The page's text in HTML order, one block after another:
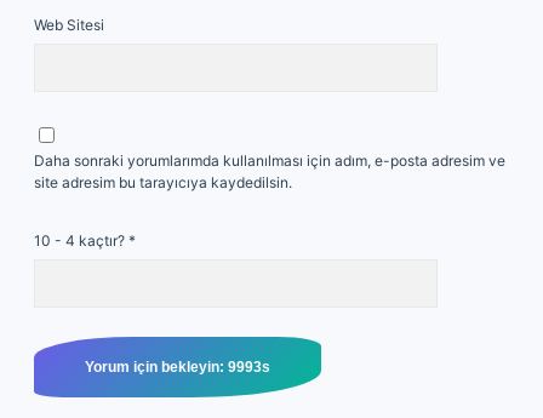
Web Sitesi
Daha sonraki yorumlarımda kullanılması için adım, e-posta adresim ve
site adresim bu tarayıcıya kaydedilsin.
10 - 4 kaçtır? *